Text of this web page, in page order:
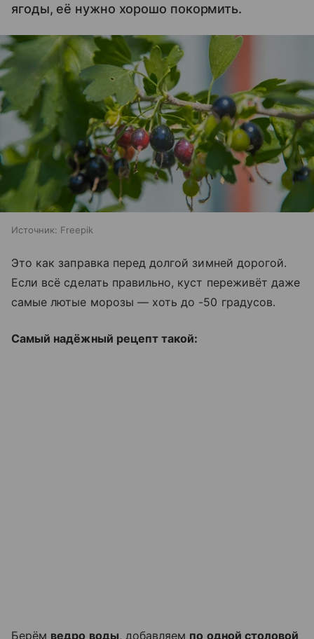
ягоды, её нужно хорошо покормить.
Источник: Freepik
Это как заправка перед долгой зимней дорогой.
Если всё сделать правильно, куст переживёт даже
самые лютые морозы — хоть до -50 градусов.
Самый надёжный рецепт такой:
Берём ведро воды, добавляем по одной столовой